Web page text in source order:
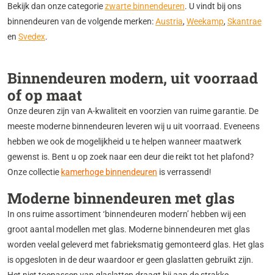
Bekijk dan onze categoriezwarte binnendeuren. U vindt bij ons
binnendeuren van de volgende merken:Austria, Weekamp, Skantrae
en Svedex.
Binnendeuren modern, uit voorraad
of op maat
Onze deuren zijn van A-kwaliteit en voorzien van ruime garantie. De
meeste moderne binnendeuren leveren wij u uit voorraad. Eveneens
hebben we ook de mogelijkheid u te helpen wanneer maatwerk
gewenst is. Bent u op zoek naar een deur die reikt tot het plafond?
Onze collectie kamerhoge binnendeuren is verrassend!
Moderne binnendeuren met glas
In ons ruime assortiment ‘binnendeuren modern’ hebben wij een
groot aantal modellen met glas. Moderne binnendeuren met glas
worden veelal geleverd met fabrieksmatig gemonteerd glas. Het glas
is opgesloten in de deur waardoor er geen glaslatten gebruikt zijn.